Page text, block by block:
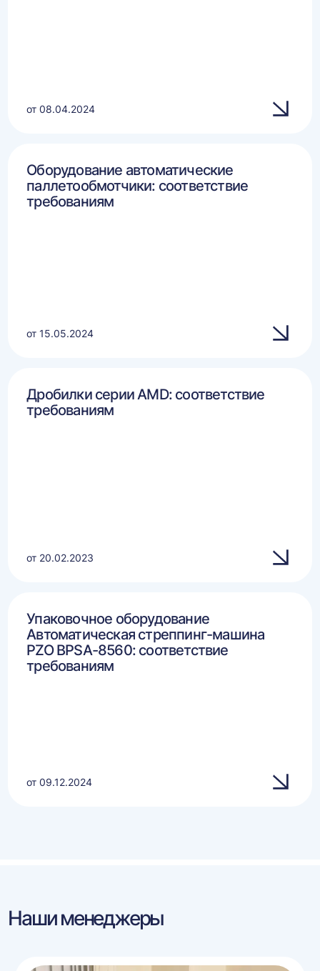
от 08.04.2024
Оборудование автоматические
паллетообмотчики: соответствие
требованиям
от 15.05.2024
Дробилки серии AMD: соответствие
требованиям
от 20.02.2023
Упаковочное оборудование
Автоматическая стреппинг-машина
PZO BPSA-8560: соответствие
требованиям
от 09.12.2024
Наши менеджеры